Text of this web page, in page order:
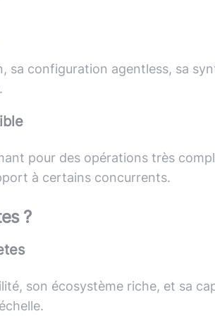
sa configuration agentless, sa
pour des opérations très
à certains concurrents.
?
son écosystème riche, et sa